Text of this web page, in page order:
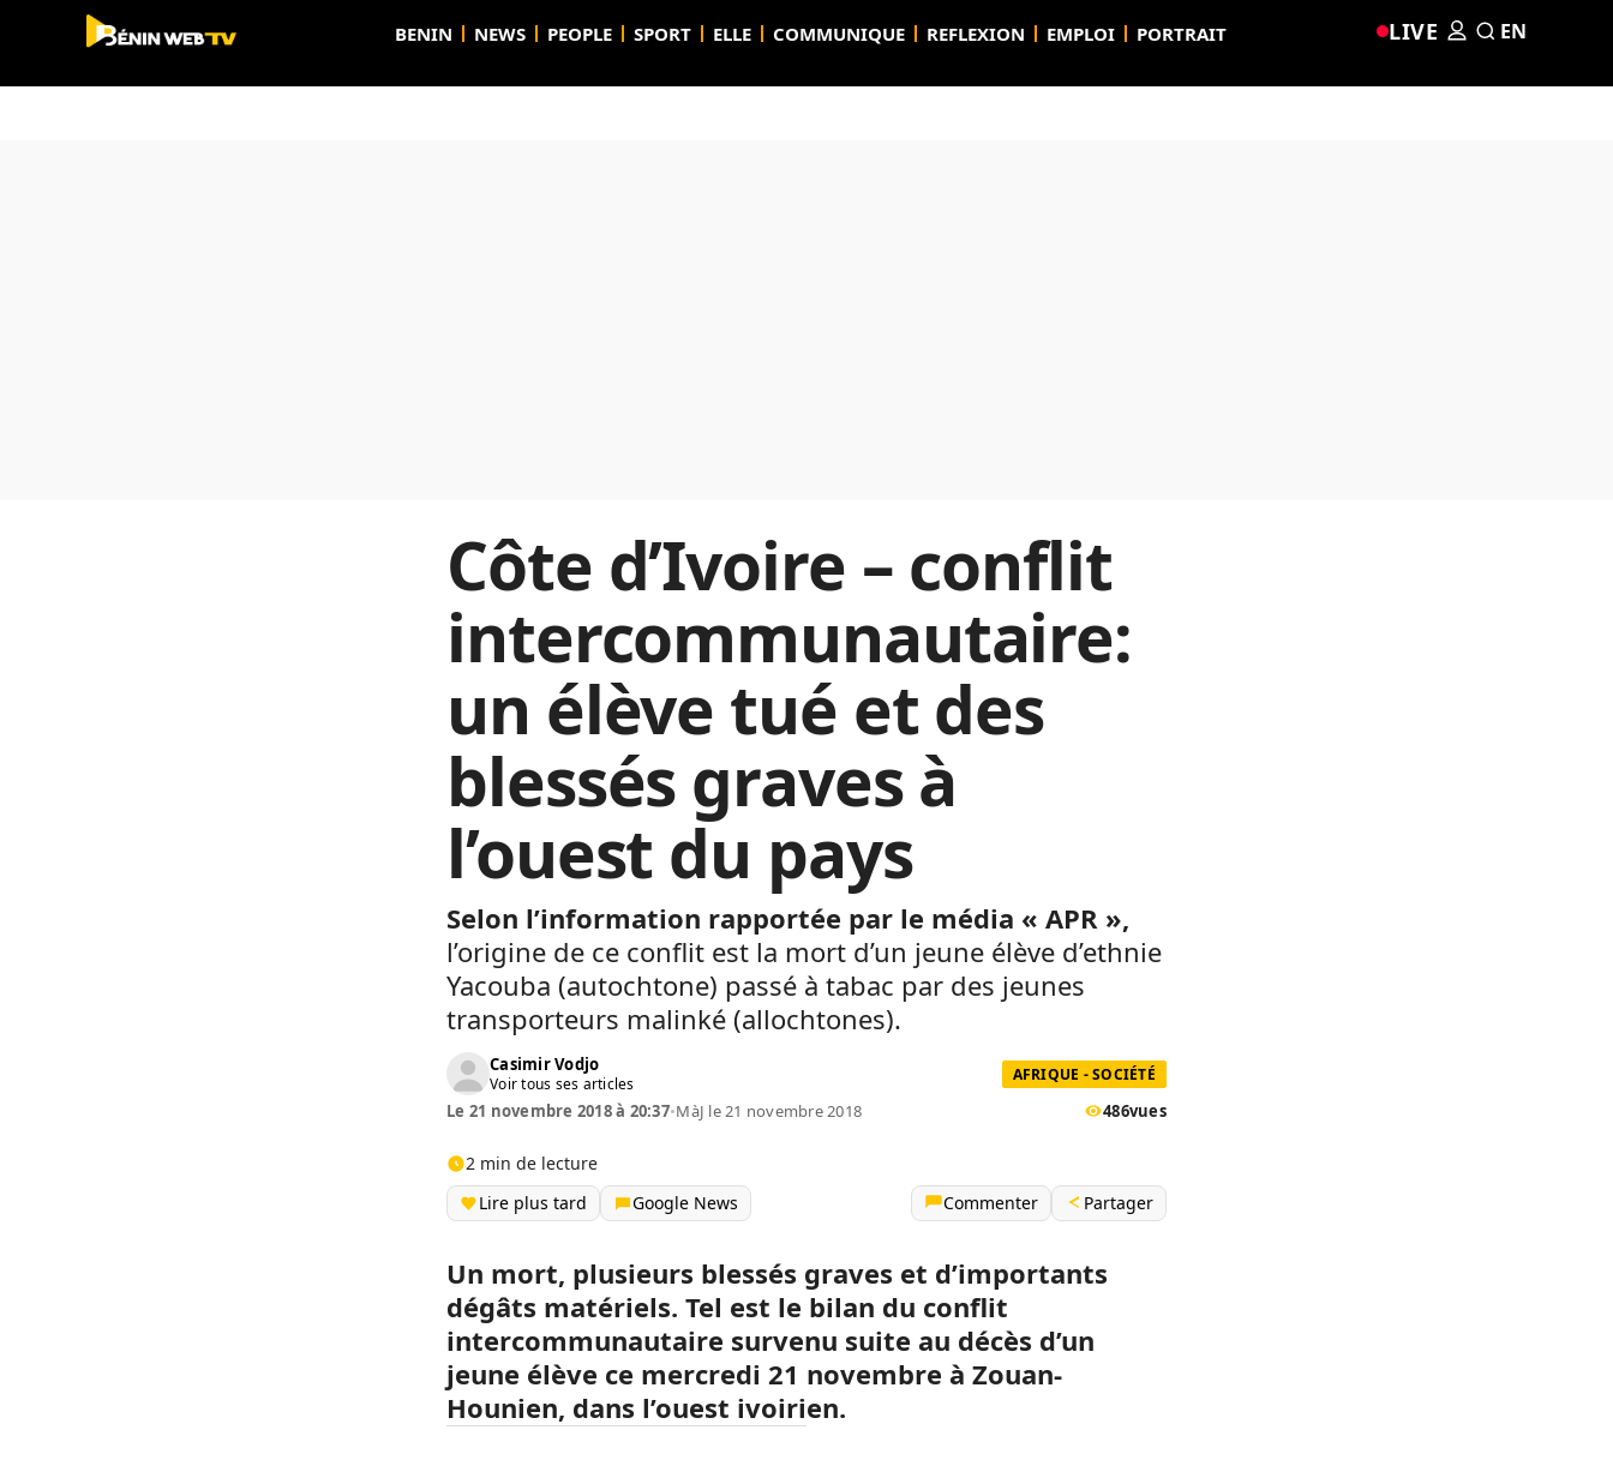
BENIN NEWS PEOPLE SPORT ELLE COMMUNIQUE REFLEXION EMPLOI PORTRAIT LIVE EN
Côte d’Ivoire – conflit
intercommunautaire:
un élève tué et des
blessés graves à
l’ouest du pays
Selon l’information rapportée par le média « APR »,
l’origine de ce conflit est la mort d’un jeune élève d’ethnie
Yacouba (autochtone) passé à tabac par des jeunes
transporteurs malinké (allochtones).
Casimir Vodjo
Voir tous ses articles AFRIQUE - SOCIÉTÉ
Le 21 novembre 2018 à 20:37•MàJ le 21 novembre 2018 486vues
2 min de lecture
Lire plus tard
Google News Commenter Partager
Un mort, plusieurs blessés graves et d’importants
dégâts matériels. Tel est le bilan du conflit
intercommunautaire survenu suite au décès d’un
jeune élève ce mercredi 21 novembre à Zouan-
Hounien, dans l’ouest ivoirien.